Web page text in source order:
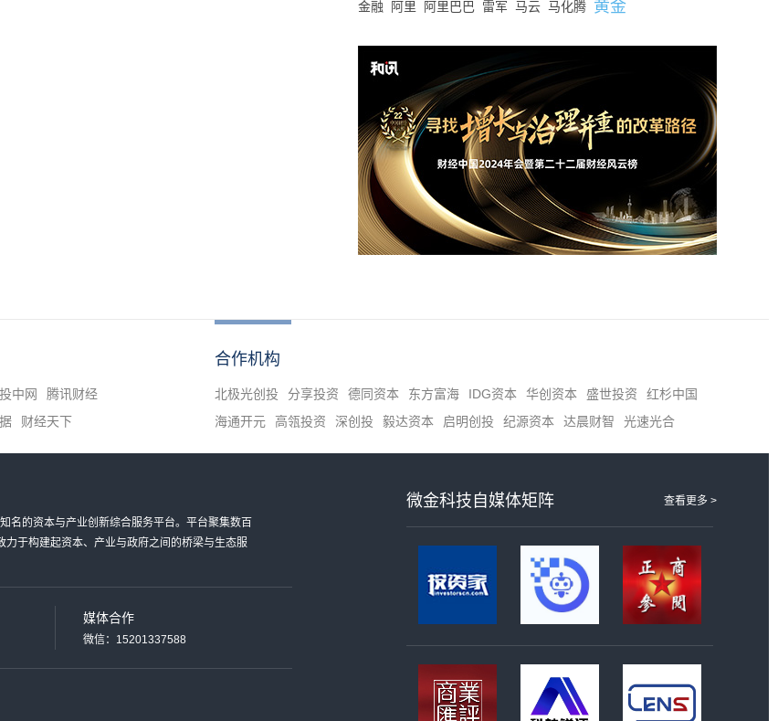
金融 阿里 阿里巴巴 雷军 马云 马化腾 黄金
投中网
腾讯财经
财经天下
合作机构
北极光创投 分享投资 德同资本 东方富海 IDG资本 华创资本 盛世投资
红杉中国
海通开元
高瓴投资 深创投 毅达资本 启明创投 纪源资本 达晨财智 光速光合
名的资本与产业创新综合服务平台。平台聚集数百
于构建起资本、产业与政府之间的桥梁与生态服
媒体合作
微信：15201337588
查看更多 >
微金科技自媒体矩阵